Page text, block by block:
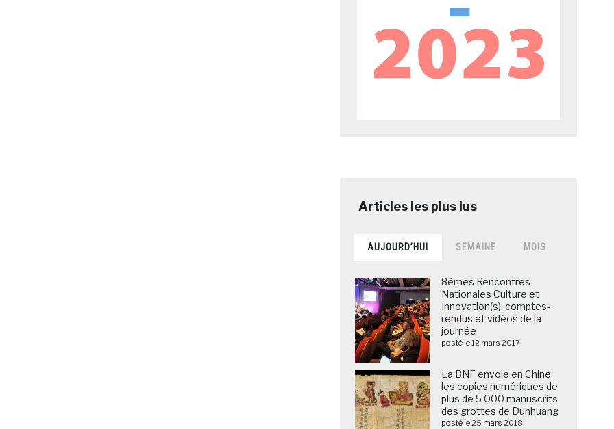
AUJOURD’HUI SEMAINE MOIS
8èmes Rencontres
Nationales Culture et
Innovation(s): comptes-
rendus et vidéos de la
journée
posté le 12 mars 2017
La BNF envoie en Chine
les copies numériques de
plus de 5 000 manuscrits
des grottes de Dunhuang
posté le 25 mars 2018